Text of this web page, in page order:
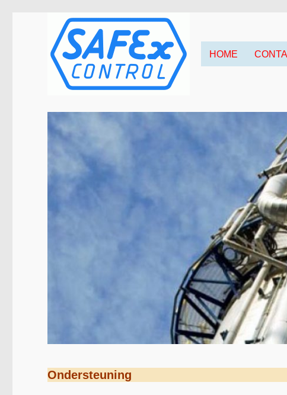
Safex Control B.V.
HOME
Ondersteuning